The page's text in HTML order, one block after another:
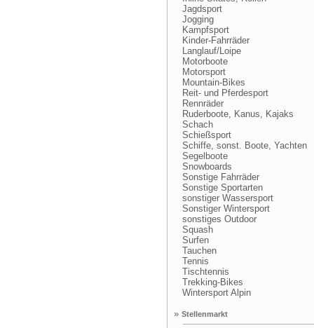
Jagdsport
Jogging
Kampfsport
Kinder-Fahrräder
Langlauf/Loipe
Motorboote
Motorsport
Mountain-Bikes
Reit- und Pferdesport
Rennräder
Ruderboote, Kanus, Kajaks
Schach
Schießsport
Schiffe, sonst. Boote, Yachten
Segelboote
Snowboards
Sonstige Fahrräder
Sonstige Sportarten
sonstiger Wassersport
Sonstiger Wintersport
sonstiges Outdoor
Squash
Surfen
Tauchen
Tennis
Tischtennis
Trekking-Bikes
Wintersport Alpin
» Stellenmarkt